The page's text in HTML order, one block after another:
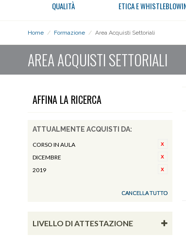
QUALITÀ
ETICA E
Home / Formazione / Area Acquisti Settoriali
AREA ACQUISTI SETTORIALI
AFFINA LA RICERCA
ATTUALMENTE ACQUISTI DA:
CORSO IN AULA
DICEMBRE
2019
CANCELLA TUTTO
LIVELLO DI ATTESTAZIONE